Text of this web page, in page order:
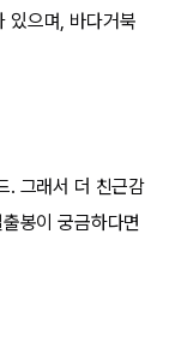
있으며, 바다거북
. 그래서 더 친근감
봉이 궁금하다면